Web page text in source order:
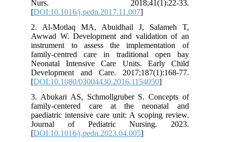
Nurs. 2018;41(1):22-33.
[DOI:10.1016/j.pedn.2017.11.007
2. Al-Motlaq MA, Abuidhail J, Salameh T,
Awwad W. Development and validation of an
instrument to assess the implementation of
family-centred care in traditional open bay
Neonatal Intensive Care Units. Early Child
Development and Care. 2017;187(1):168-77.
[DOI:10.1080/03004430.2016.1154050
3. Abukari AS, Schmollgruber S. Concepts of
family-centered care at the neonatal and
paediatric intensive care unit: A scoping review.
Journal of Pediatric Nursing. 2023.
[DOI:10.1016/j.pedn.2023.04.005